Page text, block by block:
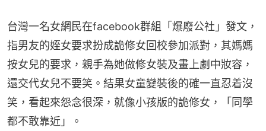
台灣一名女網民在facebook群組「爆廢公社」發文，
指男友的姪女要求扮成詭修女回校參加派對，其媽媽
按女兒的要求，親手為她做修女裝及畫上劇中妝容，
還交代女兒不要笑。結果女童變裝後的確一直忍着沒
笑，看起來怨念很深，就像小孩版的詭修女，「同學
都不敢靠近」。